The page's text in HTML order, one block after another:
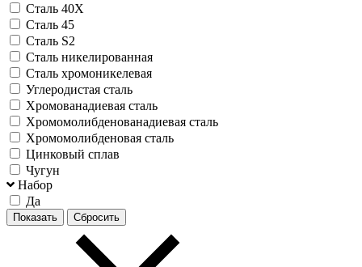
Сталь 40Х
Сталь 45
Сталь S2
Сталь никелированная
Сталь хромоникелевая
Углеродистая сталь
Хромованадиевая сталь
Хромомолибденованадиевая сталь
Хромомолибденовая сталь
Цинковый сплав
Чугун
Набор
Да